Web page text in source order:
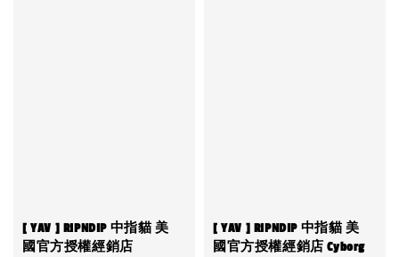
[ YAV ] RIPNDIP 中指貓 美
國官方授權經銷店
[ YAV ] RIPNDIP 中指貓 美
國官方授權經銷店 Cyborg